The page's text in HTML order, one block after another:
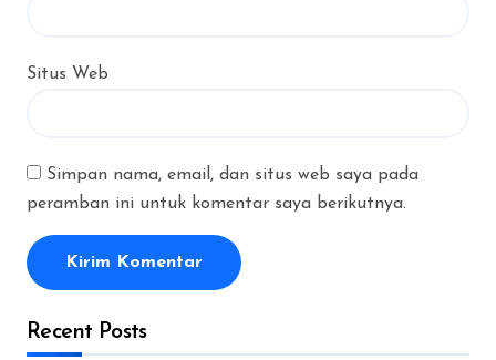
Situs Web
Simpan nama, email, dan situs web saya pada
peramban ini untuk komentar saya berikutnya.
Recent Posts